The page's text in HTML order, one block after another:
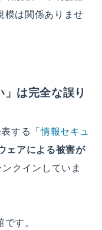
模は関係ありませ
」は完全な誤り
する「情報セキュ
ェアによる被害が
ンクインしていま
す。